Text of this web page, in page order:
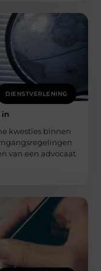
DIENSTVERLENING
in
kwesties binnen
van een advocaat